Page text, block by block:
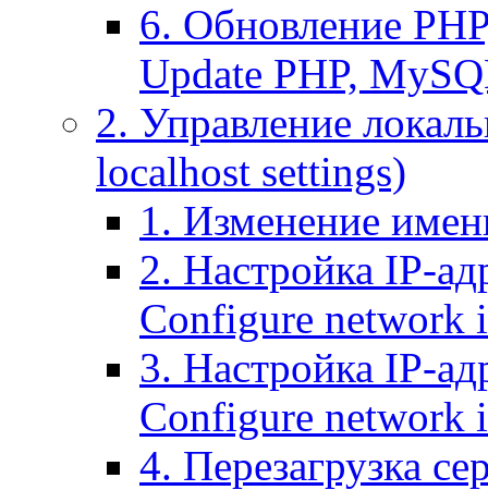
6. Обновление
Update PHP,
2. Управление
localhost settings)
1. Изменение
2. Настройка IP-
Configure network
3. Настройка IP-
Configure network
4. Перезагрузка